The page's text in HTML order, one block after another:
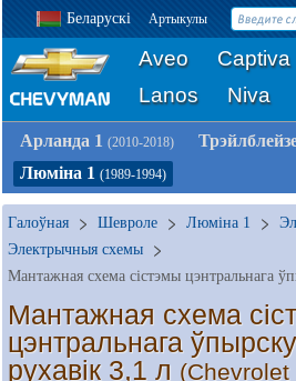
Беларускі Артыкулы
Aveo Captiva
Lanos
Niva
Арланда 1 (2010-2018)
Люміна 1 (1989-1994)
Галоўная Шевроле Люміна 1
Электрычныя схемы
Мантажная схема
цэнтральнага
рухавік 3,1 л